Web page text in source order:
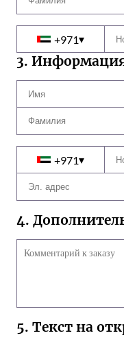
+971▾
3.
+971▾
4.
5. Текст на